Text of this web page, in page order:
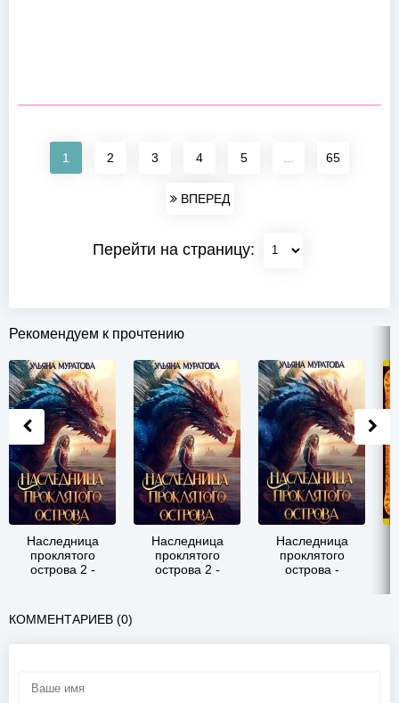
1 2 3 4 5 65
ВПЕРЕД
Перейти на страницу:
Рекомендуем к прочтению
Наследница
проклятого
острова 2 -
Наследница
проклятого
острова 2 -
Наследница
проклятого
острова -
КОММЕНТАРИЕВ (0)